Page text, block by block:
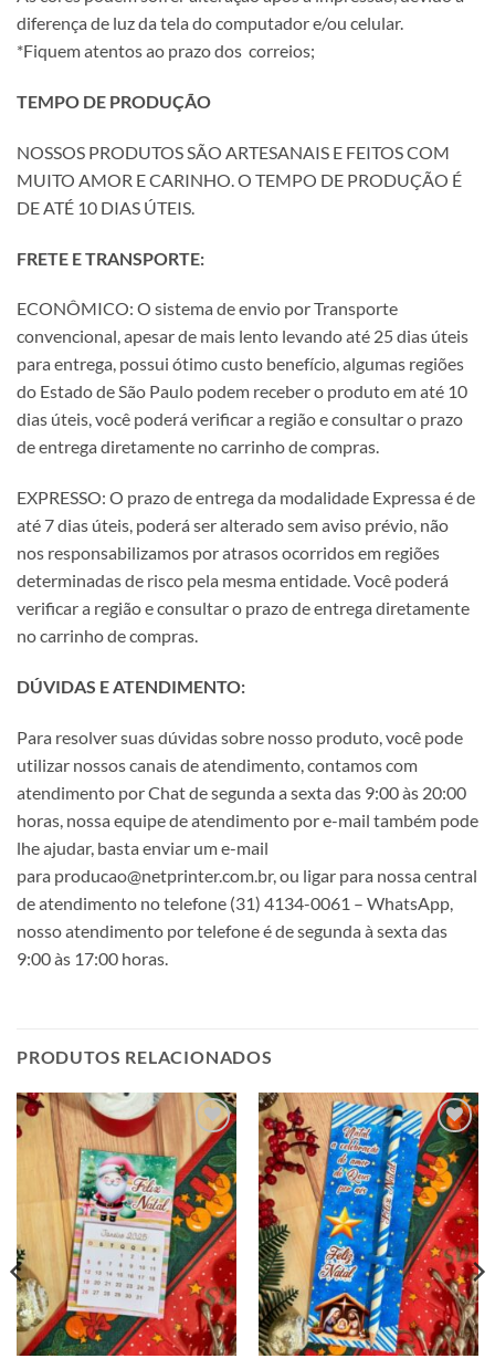
diferença de luz da tela do computador e/ou celular.
*Fiquem atentos ao prazo dos correios;
TEMPO DE PRODUÇÃO
NOSSOS PRODUTOS SÃO ARTESANAIS E FEITOS COM
MUITO AMOR E CARINHO. O TEMPO DE PRODUÇÃO É
DE ATÉ 10 DIAS ÚTEIS.
FRETE E TRANSPORTE:
ECONÔMICO: O sistema de envio por Transporte
convencional, apesar de mais lento levando até 25 dias úteis
para entrega, possui ótimo custo benefício, algumas regiões
do Estado de São Paulo podem receber o produto em até 10
dias úteis, você poderá verificar a região e consultar o prazo
de entrega diretamente no carrinho de compras.
EXPRESSO: O prazo de entrega da modalidade Expressa é de
até 7 dias úteis, poderá ser alterado sem aviso prévio, não
nos responsabilizamos por atrasos ocorridos em regiões
determinadas de risco pela mesma entidade. Você poderá
verificar a região e consultar o prazo de entrega diretamente
no carrinho de compras.
DÚVIDAS E ATENDIMENTO:
Para resolver suas dúvidas sobre nosso produto, você pode
utilizar nossos canais de atendimento, contamos com
atendimento por Chat de segunda a sexta das 9:00 às 20:00
horas, nossa equipe de atendimento por e-mail também pode
lhe ajudar, basta enviar um e-mail
para producao@netprinter.com.br, ou ligar para nossa central
de atendimento no telefone (31) 4134-0061 – WhatsApp,
nosso atendimento por telefone é de segunda à sexta das
9:00 às 17:00 horas.
PRODUTOS RELACIONADOS
Adicionar
a lista de
desejos
Adicionar
a lista de
desejos